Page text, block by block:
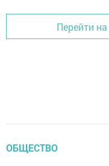
Перейти
ОБЩЕСТВО